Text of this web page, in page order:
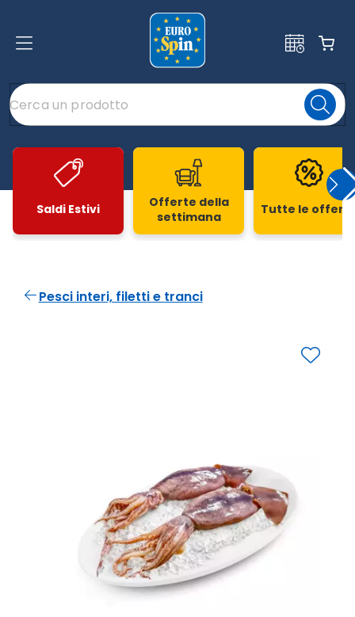
Saldi Estivi
Offerte della
settimana
Tutte le
Pesci interi, filetti e tranci